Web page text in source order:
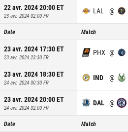
22 avr. 2024 20:00ET
23 avr. 2024 02:00 FR
LAL @
Date Match
23 avr. 2024 17:30ET
23 avr. 2024 23:30 FR
PHX @
23 avr. 2024 18:30ET
24 avr. 2024 00:30 FR
IND @
23 avr. 2024 20:00ET
24 avr. 2024 02:00 FR
DAL @
Date Match